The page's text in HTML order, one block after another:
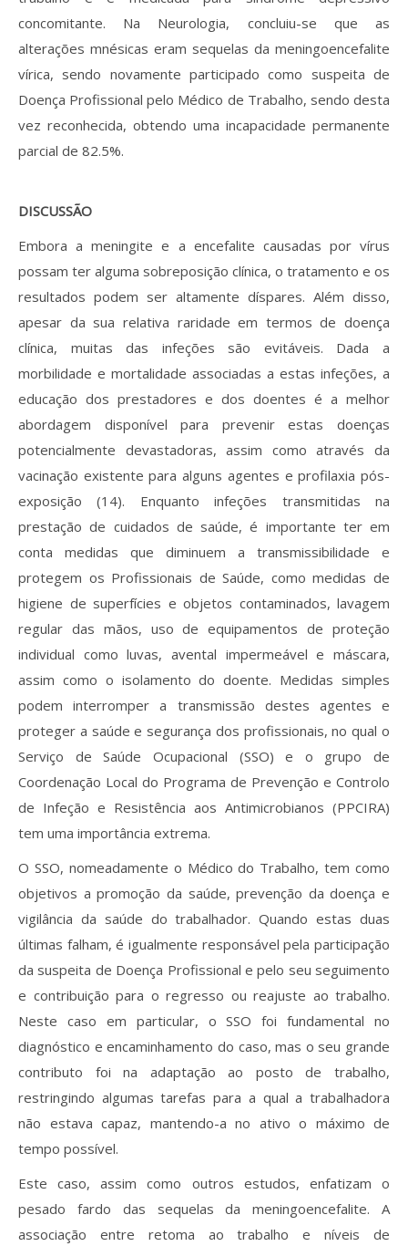
concomitante. Na Neurologia, concluiu-se que as
alterações mnésicas eram sequelas da meningoencefalite
vírica, sendo novamente participado como suspeita de
Doença Profissional pelo Médico de Trabalho, sendo desta
vez reconhecida, obtendo uma incapacidade permanente
parcial de 82.5%.
DISCUSSÃO
Embora a meningite e a encefalite causadas por vírus
possam ter alguma sobreposição clínica, o tratamento e os
resultados podem ser altamente díspares. Além disso,
apesar da sua relativa raridade em termos de doença
clínica, muitas das infeções são evitáveis. Dada a
morbilidade e mortalidade associadas a estas infeções, a
educação dos prestadores e dos doentes é a melhor
abordagem disponível para prevenir estas doenças
potencialmente devastadoras, assim como através da
vacinação existente para alguns agentes e profilaxia pós-
exposição (14). Enquanto infeções transmitidas na
prestação de cuidados de saúde, é importante ter em
conta medidas que diminuem a transmissibilidade e
protegem os Profissionais de Saúde, como medidas de
higiene de superfícies e objetos contaminados, lavagem
regular das mãos, uso de equipamentos de proteção
individual como luvas, avental impermeável e máscara,
assim como o isolamento do doente. Medidas simples
podem interromper a transmissão destes agentes e
proteger a saúde e segurança dos profissionais, no qual o
Serviço de Saúde Ocupacional (SSO) e o grupo de
Coordenação Local do Programa de Prevenção e Controlo
de Infeção e Resistência aos Antimicrobianos (PPCIRA)
tem uma importância extrema.
O SSO, nomeadamente o Médico do Trabalho, tem como
objetivos a promoção da saúde, prevenção da doença e
vigilância da saúde do trabalhador. Quando estas duas
últimas falham, é igualmente responsável pela participação
da suspeita de Doença Profissional e pelo seu seguimento
e contribuição para o regresso ou reajuste ao trabalho.
Neste caso em particular, o SSO foi fundamental no
diagnóstico e encaminhamento do caso, mas o seu grande
contributo foi na adaptação ao posto de trabalho,
restringindo algumas tarefas para a qual a trabalhadora
não estava capaz, mantendo-a no ativo o máximo de
tempo possível.
Este caso, assim como outros estudos, enfatizam o
pesado fardo das sequelas da meningoencefalite. A
associação entre retoma ao trabalho e níveis de